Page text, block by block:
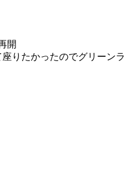
開
りたかったのでグリーンラ